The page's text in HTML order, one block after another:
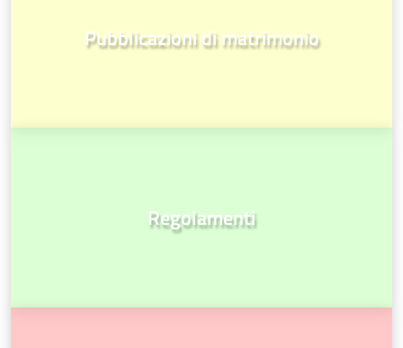
Pubblicazioni di matrimonio
Regolamenti